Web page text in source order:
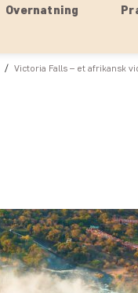
Overnatning
Victoria Falls – et afrikansk